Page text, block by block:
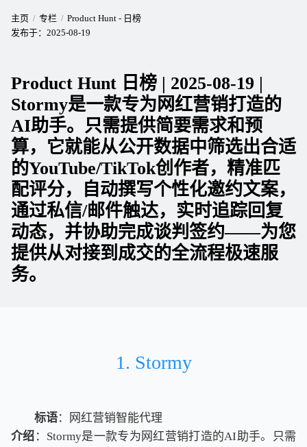
主页 专栏
Product Hunt - 日榜
发布于： 2025-08-19
Product Hunt 日榜 | 2025-08-19 |
Stormy是一款专为网红营销打造的
AI助手。只需提供简要需求和预
算，它就能从公开数据中筛选出合适
的YouTube/TikTok创作者，精准匹
配评分，自动撰写个性化邀约文案，
通过私信/邮件触达，实时追踪回复
动态，并协助完成谈判签约——为您
提供从对接到成交的全流程极速服
务。
1. Stormy
标语：网红营销智能代理
介绍 ：Stormy是一款专为网红营销打造的AI助手。只需